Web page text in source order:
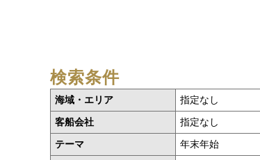
検索条件
海域・エリア 指定なし
客船会社
指定なし
テーマ
年末年始